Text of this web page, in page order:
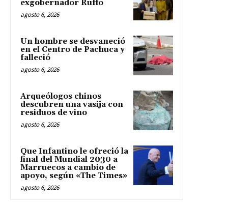
exgobernador Ruffo
agosto 6, 2026
Un hombre se desvaneció
en el Centro de Pachuca y
falleció
agosto 6, 2026
Arqueólogos chinos
descubren una vasija con
residuos de vino
agosto 6, 2026
Que Infantino le ofreció la
final del Mundial 2030 a
Marruecos a cambio de
apoyo, según «The Times»
agosto 6, 2026